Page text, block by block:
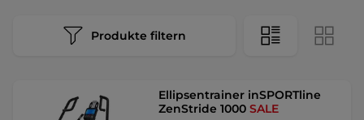
Produkte filtern
Ellipsentrainer inSPORTline
ZenStride 1000SALE